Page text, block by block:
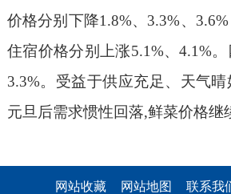
价格分别下降1.8%、3.3%、
住宿价格分别上涨5.1%、4.1%
3.3%。 受益于供应充足、天气晴
元旦后需求惯性回落,鲜菜价格继
网站收藏 网站地图 联系我